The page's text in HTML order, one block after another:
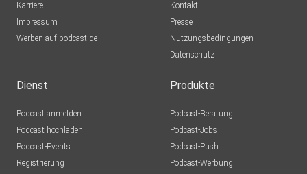
Karriere
Impressum
Werben auf podcast.de
Kontakt
Presse
Nutzungsbedingungen
Datenschutz
Dienst
Podcast anmelden
Podcast hochladen
Podcast-Events
Registrierung
Produkte
Podcast-Beratung
Podcast-Jobs
Podcast-Push
Podcast-Werbung